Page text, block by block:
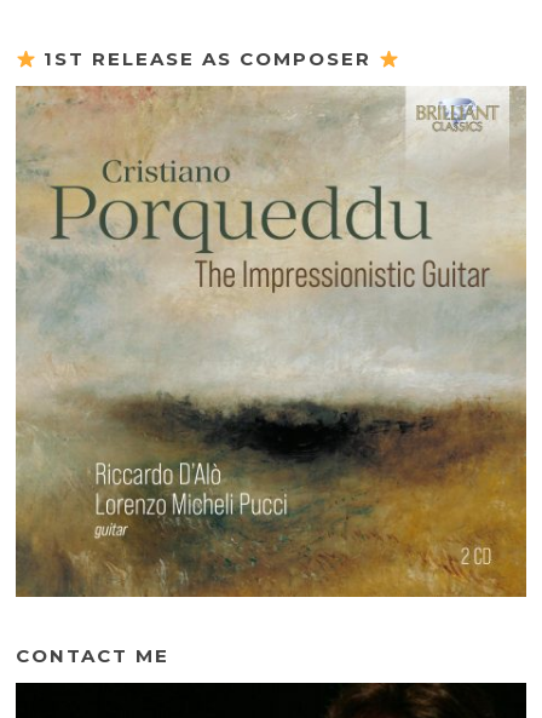
1ST RELEASE AS COMPOSER
CONTACT ME